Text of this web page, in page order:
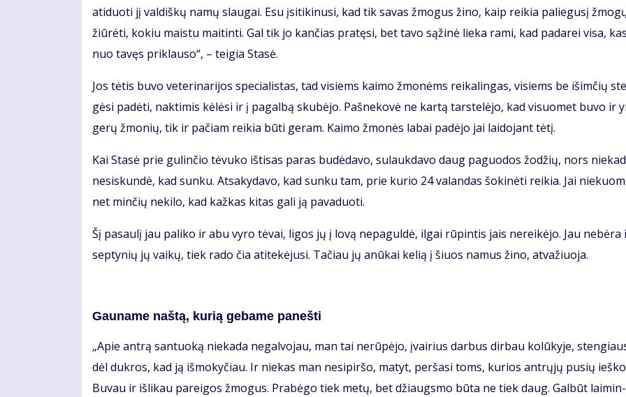
ati­duo­ti jį val­diš­kų na­mų slau­gai. Esu įsi­ti­ki­nu­si, kad tik sa­vas žmo­gus ži­no, kaip rei­kia pa­lie­gu­sį
žiū­rė­ti, ko­kiu mais­tu mai­tin­ti. Gal tik jo kan­čias pra­tę­si, bet ta­vo są­ži­nė lie­ka ra­mi, kad pa­da­rei vi­sa, kas
nuo ta­vęs pri­klau­so“, – tei­gia Sta­sė.
Jos tė­tis bu­vo ve­te­ri­na­ri­jos spe­cia­lis­tas, tad vi­siems kai­mo žmo­nėms rei­ka­lin­gas, vi­siems be iš­im­čių
gė­si pa­dė­ti, nak­ti­mis kė­lė­si ir į pa­gal­bą sku­bė­jo. Pa­šne­ko­vė ne kar­tą tars­te­lė­jo, kad vi­suo­met bu­vo ir
ge­rų žmo­nių, tik ir pa­čiam rei­kia bū­ti ge­ram. Kai­mo žmo­nės la­bai pa­dė­jo jai lai­do­jant tė­tį.
Kai Sta­sė prie gu­lin­čio tė­vu­ko iš­ti­sas pa­ras bu­dė­da­vo, su­lauk­da­vo daug pa­guo­dos žo­džių, nors
ne­si­skun­dė, kad sun­ku. At­sa­ky­da­vo, kad sun­ku tam, prie ku­rio 24 va­lan­das šo­ki­nė­ti rei­kia. Jai
net min­čių ne­ki­lo, kad kaž­kas ki­tas ga­li ją pa­va­duo­ti.
Šį pa­sau­lį jau pa­li­ko ir abu vy­ro tė­vai, li­gos jų į lo­vą ne­pa­gul­dė, il­gai rū­pin­tis jais ne­rei­kė­jo. Jau ne­bė­ra
sep­ty­nių jų vai­kų, tiek ra­do čia ati­te­kė­ju­si. Ta­čiau jų anū­kai ke­lią į šiuos na­mus ži­no, at­va­žiuo­ja.
Gau­na­me naš­tą, ku­rią ge­ba­me pa­neš­ti
„Apie an­trą san­tuo­ką nie­ka­da ne­gal­vo­jau, man tai ne­rū­pė­jo, įvai­rius dar­bus dir­bau ko­lū­ky­je,
dėl duk­ros, kad ją iš­mo­ky­čiau. Ir nie­kas man ne­si­pir­šo, ma­tyt, per­ša­si toms, ku­rios ant­rų­jų pu­sių
Bu­vau ir iš­li­kau pa­rei­gos žmo­gus. Pra­bė­go tiek me­tų, bet džiaugs­mo bū­ta ne tiek daug. Gal­būt lai­min­